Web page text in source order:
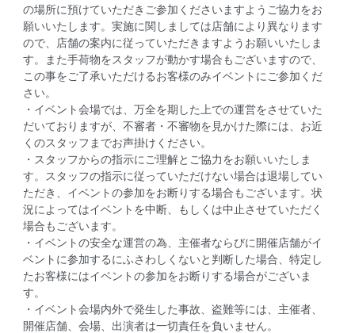
の場所に預けていただきご参加くださいますようご協力をお
願いいたします。実施に関しましては店舗により異なります
ので、店舗の案内に従っていただきますようお願いいたしま
す。また手荷物をスタッフが動かす場合もございますので、
この事をご了承いただけるお客様のみイベントにご参加くだ
さい。
・イベント会場では、万全を期した上での運営をさせていた
だいておりますが、不審者・不審物を見かけた際には、お近
くのスタッフまでお声掛けください。
・スタッフからの指示にご理解とご協力をお願いいたしま
す。スタッフの指示に従っていただけない場合は退場してい
ただき、イベントの参加をお断りする場合もございます。状
況によってはイベントを中断、もしくは中止させていただく
場合もございます。
・イベントの安全な運営の為、主催者ならびに開催店舗がイ
ベントに参加するにふさわしくないと判断した場合、特定し
たお客様にはイベントの参加をお断りする場合がございま
す。
・イベント会場内外で発生した事故、盗難等には、主催者、
開催店舗、会場、出演者は一切責任を負いません。